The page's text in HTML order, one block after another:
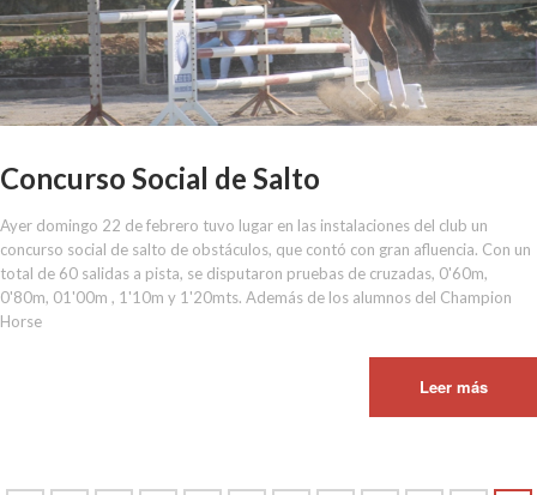
Concurso Social de Salto
Ayer domingo 22 de febrero tuvo lugar en las instalaciones del club un
concurso social de salto de obstáculos, que contó con gran afluencia. Con un
total de 60 salidas a pista, se disputaron pruebas de cruzadas, 0'60m,
0'80m, 01'00m , 1'10m y 1'20mts. Además de los alumnos del Champion
Horse
Leer más